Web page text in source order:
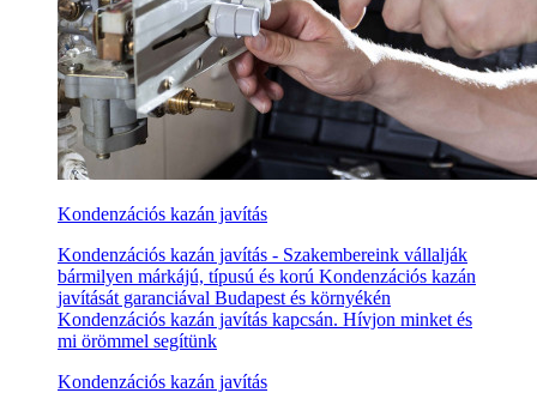
Kondenzációs kazán javítás
Kondenzációs kazán javítás - Szakembereink vállalják
bármilyen márkájú, típusú és korú Kondenzációs kazán
javítását garanciával Budapest és környékén
Kondenzációs kazán javítás kapcsán. Hívjon minket és
mi örömmel segítünk
Kondenzációs kazán javítás